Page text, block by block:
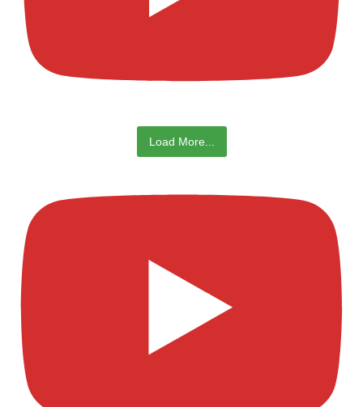
Load More...